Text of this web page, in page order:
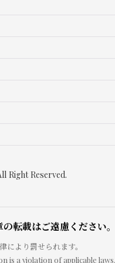
Right Reserved.
転載はご遠慮ください
により罰せられます。
is a violation of applicable laws.